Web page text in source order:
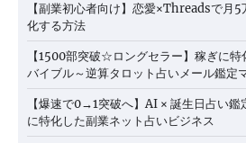
【副業初心者向け】恋愛×Threadsで月
化する方法
【1500部突破☆ロングセラー】稼ぎに
バイブル～逆算タロット占いメール鑑定
【爆速で0→1突破へ】AI × 誕生日占い
に特化した副業ネット占いビジネス